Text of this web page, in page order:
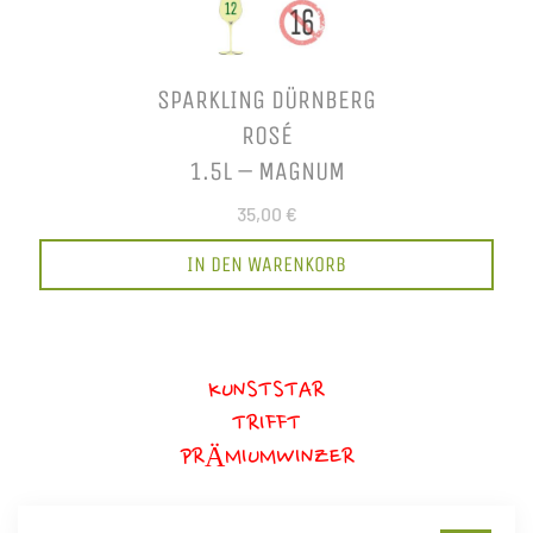
SPARKLING DÜRNBERG
ROSÉ
1.5L – MAGNUM
35,00 €
IN DEN WARENKORB
KUNSTSTAR
TRIFFT
PRÄMIUMWINZER